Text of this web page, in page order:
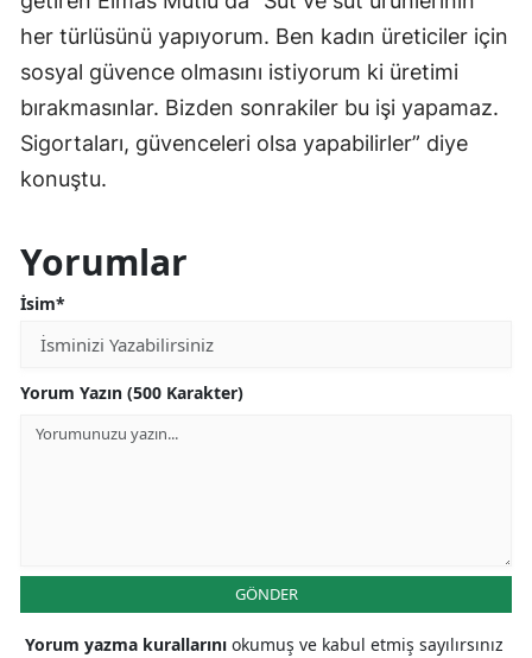
her türlüsünü yapıyorum. Ben kadın üreticiler için
sosyal güvence olmasını istiyorum ki üretimi
bırakmasınlar. Bizden sonrakiler bu işi yapamaz.
Sigortaları, güvenceleri olsa yapabilirler” diye
konuştu.
Yorumlar
İsim*
Yorum Yazın (500 Karakter)
GÖNDER
Yorum yazma kurallarını okumuş ve kabul etmiş sayılırsınız